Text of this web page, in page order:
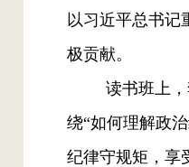
以习近平总书记
极贡献。
读书班上
绕“如何理解政
纪律守规矩，享